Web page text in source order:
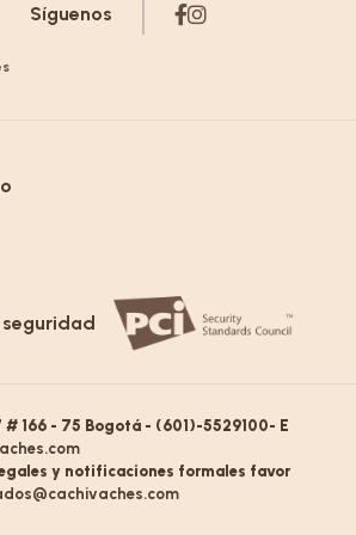
Síguenos
# 166 - 75 Bogotá - (601)-5529100- E
y notificaciones formales favor